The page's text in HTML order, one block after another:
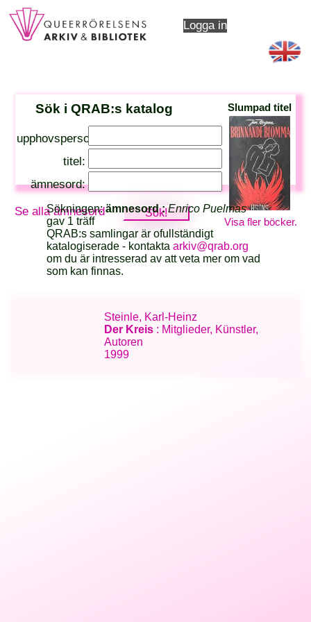
Logga in
Sök i QRAB:s katalog
upphovsperson:
titel:
ämnesord:
Se alla ämnesord
Slumpad titel
Visa fler böcker.
Sökningen:ämnesord :Enrico Puelmas
gav 1 träff
QRAB:s samlingar är ofullständigt
katalogiserade - kontaktaarkiv@qrab.org
om du är intresserad av att veta mer om vad
som kan finnas.
Steinle, Karl-Heinz
Der Kreis : Mitglieder, Künstler,
Autoren
1999